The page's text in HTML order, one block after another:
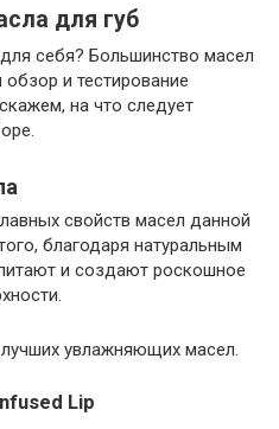
для губ
себя? Большинство масел
и тестирование
на что следует
свойств масел данной
благодаря натуральным
и создают роскошное
увлажняющих масел.
Lip